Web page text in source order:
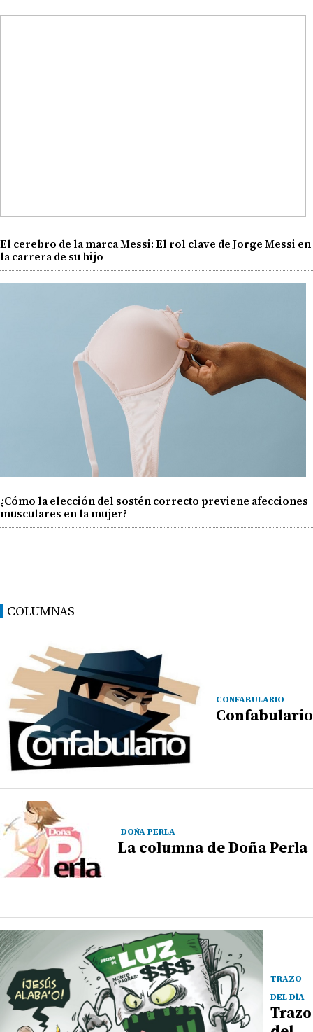
El cerebro de la marca Messi: El rol clave de Jorge Messi en
la carrera de su hijo
¿Cómo la elección del sostén correcto previene afecciones
musculares en la mujer?
COLUMNAS
CONFABULARIO
Confabulario
DOÑA PERLA
La columna de Doña Perla
TRAZO
DEL DÍA
Trazo